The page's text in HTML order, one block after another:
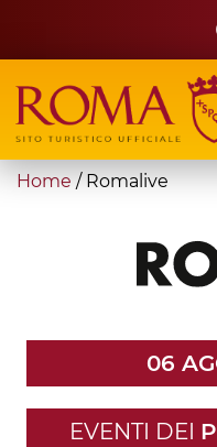
main
content
Search
form
Cerca
You
Home / Romalive
06
EVENTI DEI